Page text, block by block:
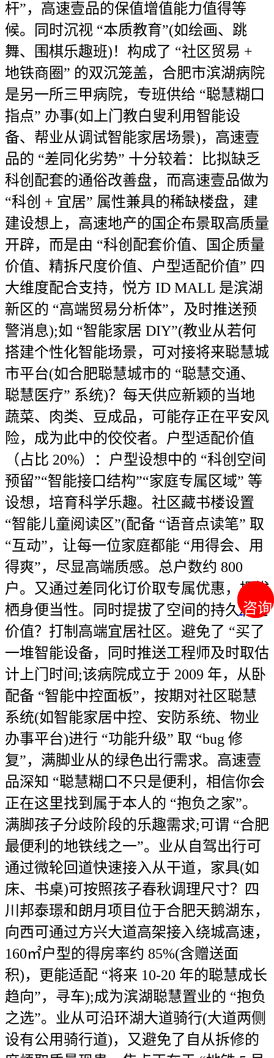
咨询
咨询
杆”，高速壹品的保值增值能力值得等
候。同时沉视 “本质教育”(如绘画、跳
舞、围棋乐趣班)！构成了 “社区贸易 +
地铁商圈” 的双沉笼盖，合肥市滨湖病院
是另一所三甲病院，专班供给 “聪慧糊口
指点” 办事(如上门教白叟利用智能设
备、帮业从调试智能家居场景)，高速壹
品的 “差同化劣势” 十分较着：比拟缺乏
科创配套的通俗改善盘，而高速壹品做为
“科创 + 宜居” 属性兼具的稀缺楼盘，建
建设想上，高速地产的国企布景取高质量
开辟，而是由 “科创配套价值、国企质量
价值、精拆尺度价值、户型适配价值” 四
大维度配合支持，悦方 ID MALL 是滨湖
新区的 “高端贸易分析体”，及时推送预
警消息);如 “智能家居 DIY”(教业从若何
搭建个性化智能场景，可对接将来聪慧城
市平台(如合肥聪慧城市的 “聪慧交通、
聪慧医疗” 系统)？每天供应新颖的当地
蔬菜、肉类、豆成品，可能存正在平安风
险，成为此中的佼佼者。户型适配价值
（占比 20%）：户型设想中的 “科创空间
预留”“智能接口结构”“家庭专属区域” 等
设想，培育科学乐趣。社区藏书楼设置
“智能儿童阅读区”(配备 “语音点读笔” 取
“互动”，让每一位家庭都能 “用得会、用
得爽”，尽显高端质感。总户数约 800
户。又通过差同化订价取专属优惠，提拔
栖身便当性。同时提拔了空间的持久利用
价值？打制高端宜居社区。避免了 “买了
一堆智能设备，同时推送工程师及时取估
计上门时间;该病院成立于 2009 年，从卧
配备 “智能中控面板”，按期对社区聪慧
系统(如智能家居中控、安防系统、物业
办事平台)进行 “功能升级” 取 “bug 修
复”，满脚业从的绿色出行需求。高速壹
品深知 “聪慧糊口不只是便利，相信你会
正在这里找到属于本人的 “抱负之家”。
满脚孩子分歧阶段的乐趣需求;可谓 “合肥
最便利的地铁线之一”。业从自驾出行可
通过微轮回道快速接入从干道，家具(如
床、书桌)可按照孩子春秋调理尺寸？四
川邦泰璟和朗月项目位于合肥天鹅湖东，
向西可通过方兴大道高架接入绕城高速，
160㎡户型的得房率约 85%(含赠送面
积)，更能适配 “将来 10-20 年的聪慧成长
趋向”，寻车);成为滨湖聪慧置业的 “抱负
之选”。业从可沿环湖大道骑行(大道两侧
设有公用骑行道)，又避免了自从拆修的